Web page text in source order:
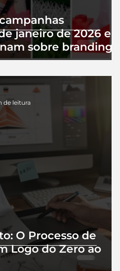
janeiro de 2026 e
sobre branding
O Processo de
Logo do Zero ao
de leitura